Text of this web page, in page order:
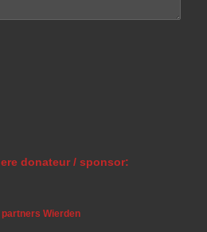
donateur / sponsor:
partners Wierden